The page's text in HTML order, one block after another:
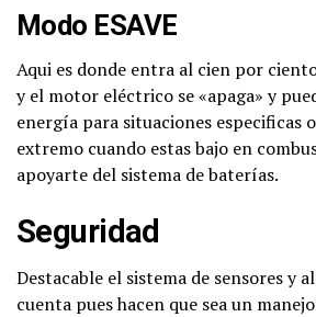
Modo ESAVE
Aqui es donde entra al cien por
y el motor eléctrico se «apaga» y
energía para situaciones especificas
extremo cuando estas bajo en
apoyarte del sistema de baterías.
Seguridad
Destacable el sistema de sensores y
cuenta pues hacen que sea un